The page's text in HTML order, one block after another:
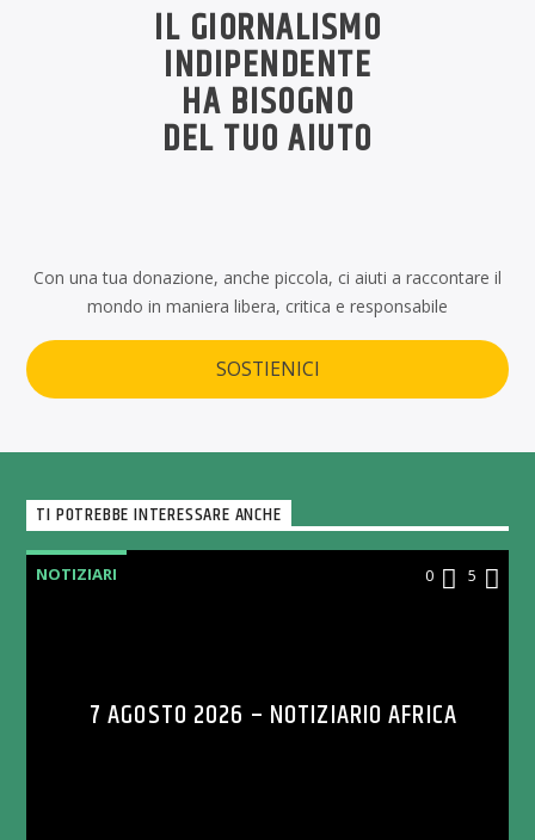
IL GIORNALISMO
INDIPENDENTE
HA BISOGNO
DEL TUO AIUTO
Con una tua donazione, anche piccola, ci aiuti a raccontare il
mondo in maniera libera, critica e responsabile
SOSTIENICI
TI POTREBBE INTERESSARE ANCHE
NOTIZIARI 0 5
7 AGOSTO 2026 – NOTIZIARIO AFRICA